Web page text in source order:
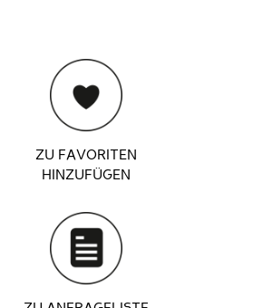
ZU FAVORITEN
HINZUFÜGEN